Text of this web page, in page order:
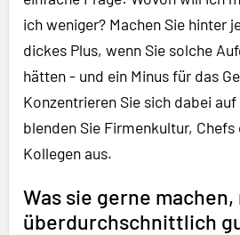
ich weniger? Machen Sie hinter
dickes Plus, wenn Sie solche
hätten - und ein Minus für das
Konzentrieren Sie sich dabei
blenden Sie Firmenkultur,
Kollegen aus.
Was sie gerne machen,
überdurchschnittlich